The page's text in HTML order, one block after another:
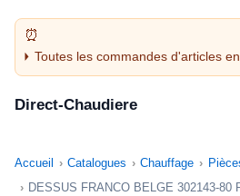
Toutes les commandes d'articles en
avant 14H sont expédiées le jour
Direct-Chaudiere
Accueil Catalogues Chauffage
DESSUS FRANCO BELGE 302143-80